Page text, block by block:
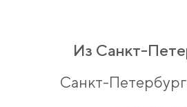
Из Санкт-
Санкт-Петербург